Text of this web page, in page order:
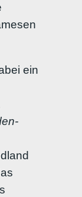
ein